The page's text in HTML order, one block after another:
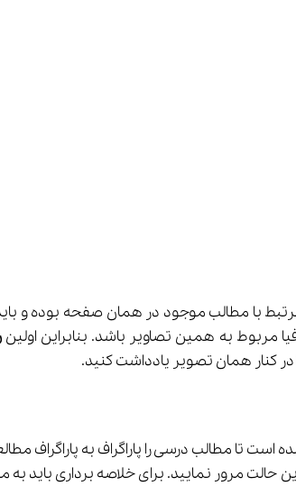
مربوط به همین تصاویر باشد. بنابراین اولین
کنار همان تصویر یادداشت کنید.
موثرترین حالت مرور نمایید. برای خلاصه